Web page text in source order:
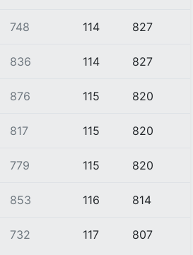
748 114 827
836 114 827
876 115 820
817 115 820
779 115 820
853 116 814
732 117 807